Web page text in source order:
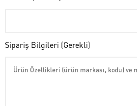
Sipariş Bilgileri (Gerekli)